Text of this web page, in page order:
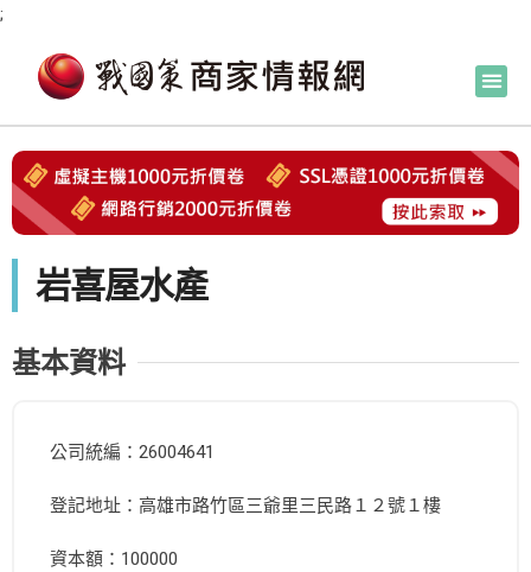
;
岩喜屋水產
基本資料
公司統編：26004641
登記地址：高雄市路竹區三爺里三民路１２號１樓
資本額：100000